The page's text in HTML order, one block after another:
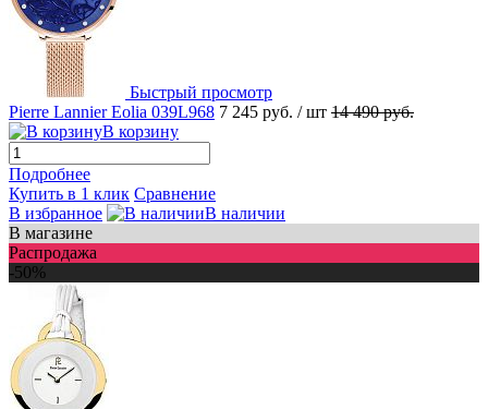
Быстрый просмотр
Pierre Lannier Eolia 039L968 7 245 руб. / шт 14 490 руб.
В корзину
Подробнее
Купить в 1 клик Сравнение
В избранное
В наличии
В магазине
Распродажа
-50%